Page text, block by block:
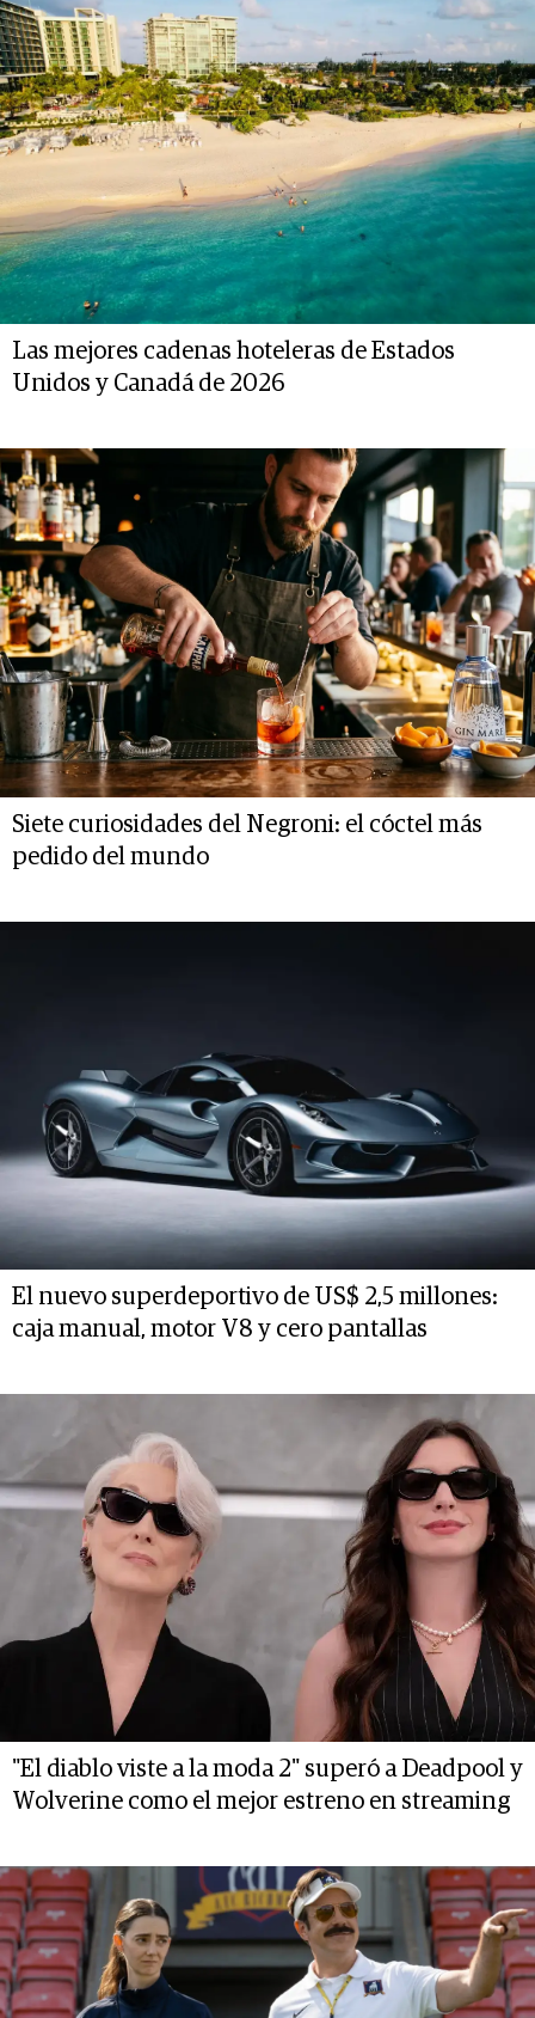
Las mejores cadenas hoteleras de Estados
Unidos y Canadá de 2026
Siete curiosidades del Negroni: el cóctel más
pedido del mundo
El nuevo superdeportivo de US$ 2,5 millones:
caja manual, motor V8 y cero pantallas
"El diablo viste a la moda 2" superó a Deadpool y
Wolverine como el mejor estreno en streaming